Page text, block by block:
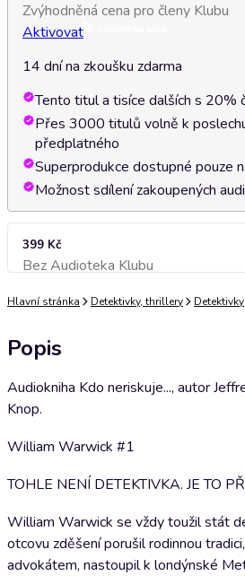
Zvýhodněná cena pro členy Klubu
Aktivovat
14 dní na zkoušku zdarma
Tento titul a tisíce dalších s 20%
Přes 3000 titulů volně k
předplatného
Superprodukce dostupné pouze
Možnost sdílení zakoupených
399 Kč
Bez Audioteka KlubuPřidat do košíku
Hlavní stránka Detektivky, thrillery Detektivky
Popis
Audiokniha Kdo neriskuje..., autor
Knop.
William Warwick #1
TOHLE NENÍ DETEKTIVKA. JE TO
William Warwick se vždy toužil stát
otcovu zděšení porušil rodinnou
advokátem, nastoupil k londýnské